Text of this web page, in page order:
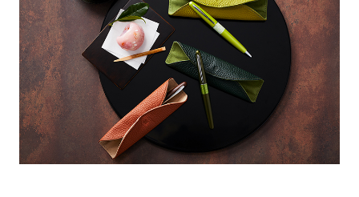
採用情報
サポート
よくある質問
お問い合わせ